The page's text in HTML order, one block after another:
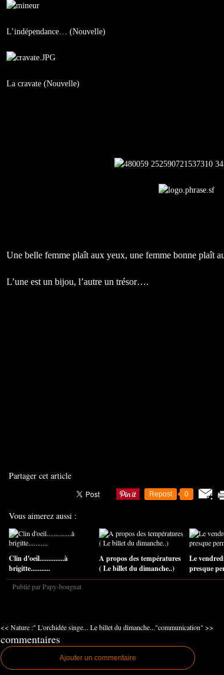
L’indépendance… (Nouvelle)
La cravate (Nouvelle)
Une belle femme plaît aux yeux, une femme bonne plaît
L’une est un bijou, l’autre un trésor….
Partager cet article
Repost 0
Vous aimerez aussi :
Clin d'oeil..............à
brigitte...........
A propos des températures
( Le billet du dimanche..)
Le
presque
Publié par Papy-bougnat
<< Nature :" L'orchidée singe... Le billet du dimanche..."communication" >>
commentaires
Ajouter un commentaire